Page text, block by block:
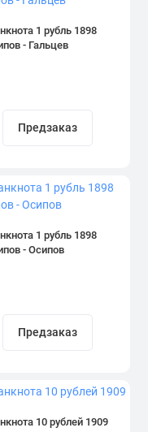
1 рубль 1898
- Гальцев
Предзаказ
1 рубль 1898
- Осипов
Предзаказ
10 рублей 1909